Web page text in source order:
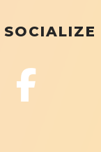
SOCIALIZE